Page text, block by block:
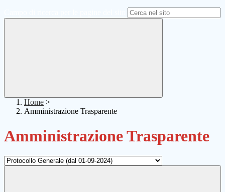
Home >
Amministrazione Trasparente
Amministrazione Trasparente